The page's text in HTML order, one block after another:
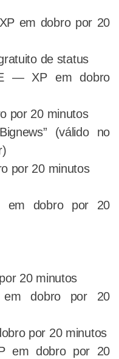
em dobro por 20
de status
— XP em dobro
por 20 minutos
(válido no
por 20 minutos
em dobro por 20
20 minutos
dobro por 20
por 20 minutos
em dobro por 20